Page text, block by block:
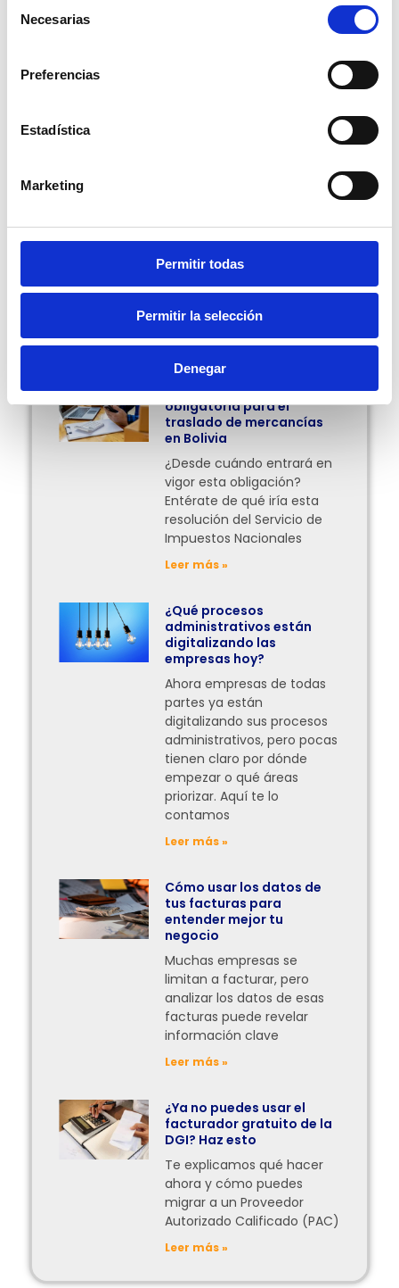
Necesarias
Preferencias
Estadística
Marketing
Permitir todas
Permitir la selección
Denegar
Croquis del domicilio”.
información no es un detalle menor, sino que, por el
contrario, se trata de datos muy valiosos, y es por ello
importantes!
Más Posts
Facturación en línea
obligatoria para el
traslado de mercancías
en Bolivia
¿Desde cuándo entrará en
vigor esta obligación?
Entérate de qué iría esta
resolución del Servicio de
Impuestos Nacionales
Leer más »
¿Qué procesos
administrativos están
digitalizando las
empresas hoy?
Ahora empresas de todas
partes ya están
digitalizando sus procesos
administrativos, pero pocas
tienen claro por dónde
empezar o qué áreas
priorizar. Aquí te lo
contamos
Leer más »
Cómo usar los datos de
tus facturas para
entender mejor tu
negocio
Muchas empresas se
limitan a facturar, pero
analizar los datos de esas
facturas puede revelar
información clave
Leer más »
¿Ya no puedes usar el
facturador gratuito de la
DGI? Haz esto
Te explicamos qué hacer
ahora y cómo puedes
migrar a un Proveedor
Autorizado Calificado (PAC)
Leer más »